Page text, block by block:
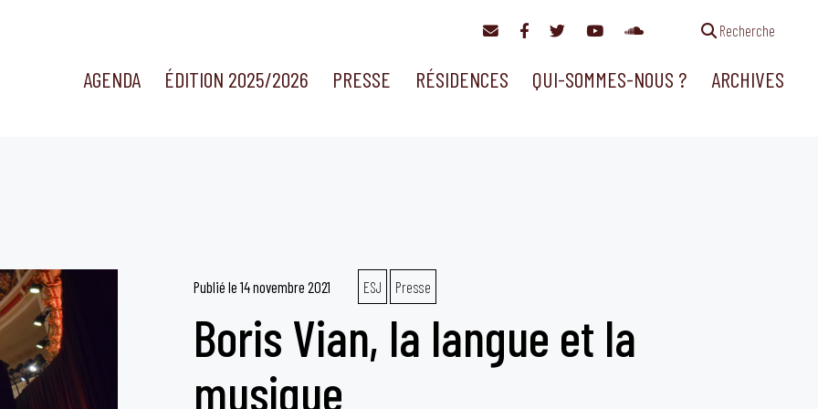
Recherche
AGENDA ÉDITION 2025/2026 PRESSE RÉSIDENCES QUI-SOMMES-NOUS ? ARCHIVES
Publié le14 novembre 2021 ESJ Presse
Boris Vian, la langue et la
musique